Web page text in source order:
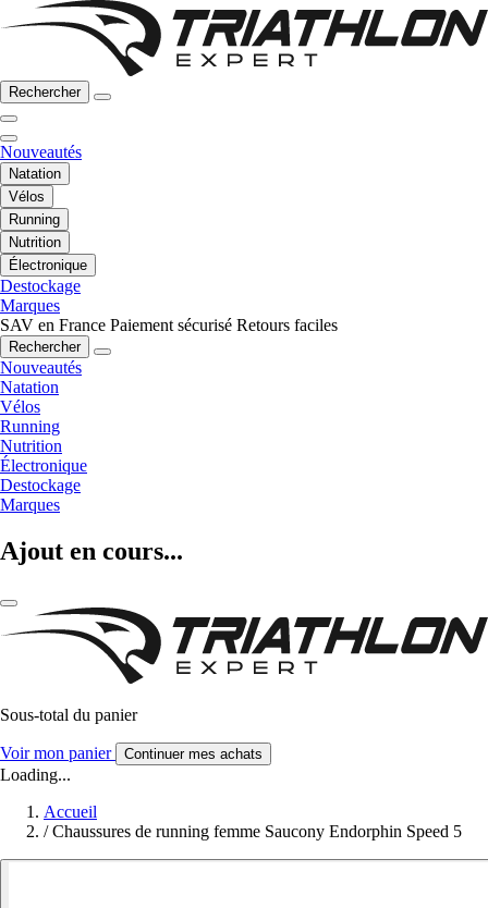
Rechercher
Nouveautés
Natation
Vélos
Running
Nutrition
Électronique
Destockage
Marques
SAV en France Paiement sécurisé Retours faciles
Rechercher
Nouveautés
Natation
Vélos
Running
Nutrition
Électronique
Destockage
Marques
Ajout en cours...
Sous-total du panier
Voir mon panier Continuer mes achats
Loading...
Accueil
/ Chaussures de running femme Saucony Endorphin Speed 5